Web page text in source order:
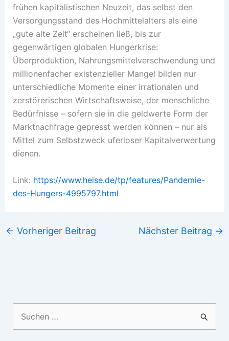
frühen kapitalistischen Neuzeit, das selbst den
Versorgungsstand des Hochmittelalters als eine
„gute alte Zeit“ erscheinen ließ, bis zur
gegenwärtigen globalen Hungerkrise:
Überproduktion, Nahrungsmittelverschwendung und
millionenfacher existenzieller Mangel bilden nur
unterschiedliche Momente einer irrationalen und
zerstörerischen Wirtschaftsweise, der menschliche
Bedürfnisse – sofern sie in die geldwerte Form der
Marktnachfrage gepresst werden können – nur als
Mittel zum Selbstzweck uferloser Kapitalverwertung
dienen.
Link: https://www.heise.de/tp/features/Pandemie-
des-Hungers-4995797.html
← Vorheriger Beitrag Nächster Beitrag →
nach: